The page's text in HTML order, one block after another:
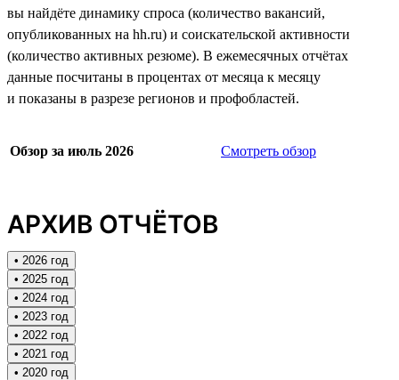
вы найдёте динамику спроса (количество вакансий,
опубликованных на hh.ru) и соискательской активности
(количество активных резюме). В ежемесячных отчётах
данные посчитаны в процентах от месяца к месяцу
и показаны в разрезе регионов и профобластей.
Обзор за июль 2026 Смотреть обзор
АРХИВ ОТЧЁТОВ
• 2026 год
• 2025 год
• 2024 год
• 2023 год
• 2022 год
• 2021 год
• 2020 год